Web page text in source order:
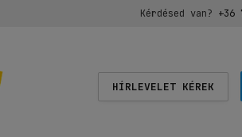
Kérdésed van? +36
HÍRLEVELET KÉREK